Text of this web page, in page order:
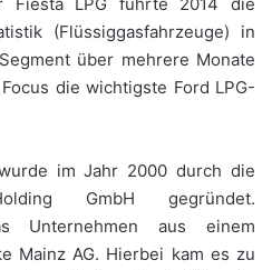
Fiesta LPG führte 2014 die
(Flüssiggasfahrzeuge) in
über mehrere Monate
die wichtigste Ford LPG-
im Jahr 2000 durch die
GmbH gegründet.
Unternehmen aus einem
Mainz AG. Hierbei kam es zu